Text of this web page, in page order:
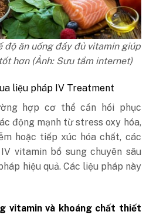
độ ăn uống đầy đủ vitamin giúp
hơn (Ảnh: Sưu tầm internet)
liệu pháp IV Treatment
hợp cơ thể cần hồi phục
động mạnh từ stress oxy hóa,
hoặc tiếp xúc hóa chất, các
vitamin bổ sung chuyên sâu
hiệu quả. Các liệu pháp này
vitamin và khoáng chất thiết